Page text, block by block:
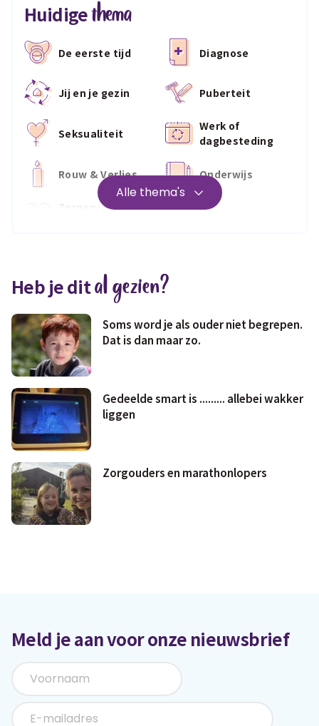
Huidigethema
De eerste tijd Diagnose
Jij en je gezin Puberteit
Seksualiteit
Werk of
dagbesteding
Rouw & Verlies Onderwijs
Zorgen voor
Wonen
Geld & wetten
Alle thema's
Heb je dital gezien?
Soms word je als ouder niet begrepen.
Dat is dan maar zo.
Gedeelde smart is ......... allebei wakker
liggen
Zorgouders en marathonlopers
Meld je aan voor onze nieuwsbrief